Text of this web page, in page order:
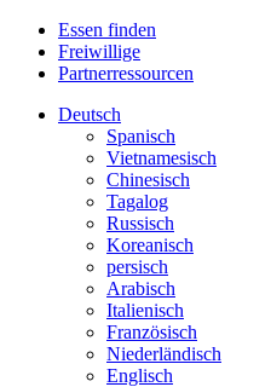
Essen finden
Freiwillige
Partnerressourcen
Deutsch
Spanisch
Vietnamesisch
Chinesisch
Tagalog
Russisch
Koreanisch
persisch
Arabisch
Italienisch
Französisch
Niederländisch
Englisch